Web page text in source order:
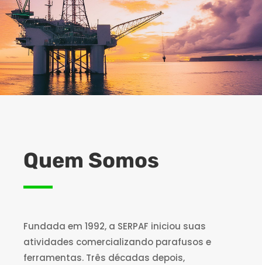
Quem Somos
Fundada em 1992, a SERPAF iniciou suas
atividades comercializando parafusos e
ferramentas. Três décadas depois,